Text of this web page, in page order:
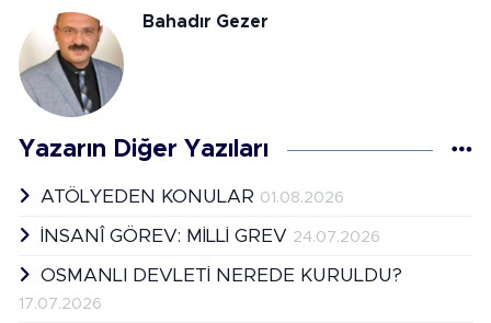
Bahadır Gezer
Yazarın Diğer Yazıları
ATÖLYEDEN KONULAR 01.08.2026
İNSANÎ GÖREV: MİLLİ GREV 24.07.2026
OSMANLI DEVLETİ NEREDE KURULDU?
17.07.2026